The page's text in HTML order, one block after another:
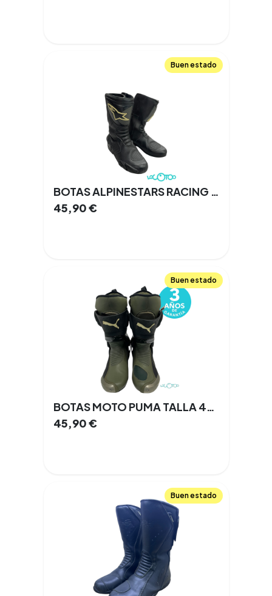
Buen estado
BOTAS ALPINESTARS RACING AHEAD TALLA 42
45,90€
Buen estado
BOTAS MOTO PUMA TALLA 43 VERDE
45,90€
Buen estado